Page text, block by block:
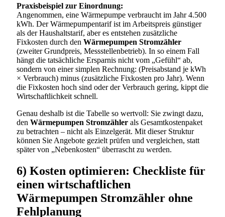
Praxisbeispiel zur Einordnung:
Angenommen, eine Wärmepumpe verbraucht im Jahr 4.500
kWh. Der Wärmepumpentarif ist im Arbeitspreis günstiger
als der Haushaltstarif, aber es entstehen zusätzliche
Fixkosten durch den Wärmepumpen Stromzähler
(zweiter Grundpreis, Messstellenbetrieb). In so einem Fall
hängt die tatsächliche Ersparnis nicht vom „Gefühl“ ab,
sondern von einer simplen Rechnung: (Preisabstand je kWh
× Verbrauch) minus (zusätzliche Fixkosten pro Jahr). Wenn
die Fixkosten hoch sind oder der Verbrauch gering, kippt die
Wirtschaftlichkeit schnell.
Genau deshalb ist die Tabelle so wertvoll: Sie zwingt dazu,
den Wärmepumpen Stromzähler als Gesamtkostenpaket
zu betrachten – nicht als Einzelgerät. Mit dieser Struktur
können Sie Angebote gezielt prüfen und vergleichen, statt
später von „Nebenkosten“ überrascht zu werden.
6) Kosten optimieren: Checkliste für
einen wirtschaftlichen
Wärmepumpen Stromzähler ohne
Fehlplanung